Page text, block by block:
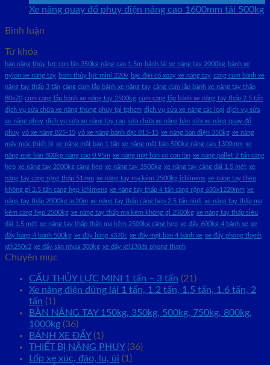
Xe nâng quay đổ phuy điện nâng cao 1600mm tải 500kg
Bình luận
Từ khóa
bàn nâng thủy lực con lăn 350kg nâng cao 1.5m bánh lái xe nâng tay 2000kg bánh xe
nylon xe nâng tay bơm thủy lực mini 220v bạc đạn cổ xoay xe nâng tay càng cùm bánh xe
nâng tay thấp 3 tấn càng cùm lắp bánh xe nâng tay càng cùm lắp bánh xe nâng tay thấp
80x70 cùm càng lắp bánh xe nâng tay 2500kg cùm càng lắp bánh xe nâng tay thấp 2.5 tấn
dịch vụ sửa chữa xe nâng thùng phuy tại tphcm dịch vụ sửa xe nâng các loại dịch vụ sửa
xe nâng phuy dịch vụ sửa xe nâng tay cao sửa chữa xe nâng bàn sửa xe nâng quay đổ
phuy vỏ xe nâng 825-15 vỏ xe nâng bánh đặc 815-15 xe nâng bàn điện 350kg xe nâng
máy móc thiết bị xe nâng mặt bàn 1 tấn xe nâng mặt bàn 500kg nâng cao 1300mm xe
nâng mặt bàn 800kg nâng cao 0.95m xe nâng mặt bàn có con lăn xe nâng pallet 2 tấn càng
hẹp xe nâng tay 2000kg càng hẹp xe nâng tay 3500kg xe nâng tay càng dài 1.5 mét xe
nâng tay càng rộng thấp 51mm xe nâng tay mạ kẽm 2500kg ichimens xe nâng tay thép
không gỉ 2.5 tấn càng hẹp ichimens xe nâng tay thấp 4 tấn càng rộng 685x1220mm xe
nâng tay thấp 2000kg ac20m xe nâng tay thấp càng hẹp 2.5 tấn niuli xe nâng tay thấp mạ
kẽm càng hẹp 2500kg xe nâng tay thấp mạ kẽm không gỉ 2500kg xe nâng tay thấp siêu
dài 1.5 mét xe nâng tay thấp thân mạ kẽm 2500kg càng hẹp xe đẩy 600kg 4 bánh xe xe
đẩy hàng 4 bánh 500kg xe đẩy hàng x370c xe đẩy mặt bàn 4 bánh xe xe đẩy phong thạnh
xth250s2 xe đẩy sàn nhựa 300kg xe đẩy xtl130ds phong thạnh
Chuyên mục
CẨU THỦY LỰC MINI 1 tấn – 3 tấn (21)
Xe nâng điện đứng lái 1 tấn, 1.2 tấn, 1.5 tấn, 1.6 tấn, 2
tấn (1)
BÀN NÂNG TAY 150kg, 350kg, 500kg, 750kg, 800kg,
1000kg (36)
BÁNH XE ĐẨY(1)
THIẾT BỊ NÂNG PHUY(36)
Lốp xe xúc, đào, lu, ủi (1)